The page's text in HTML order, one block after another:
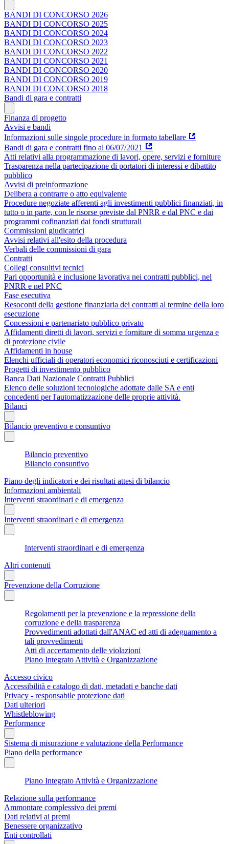
BANDI DI CONCORSO 2026
BANDI DI CONCORSO 2025
BANDI DI CONCORSO 2024
BANDI DI CONCORSO 2023
BANDI DI CONCORSO 2022
BANDI DI CONCORSO 2021
BANDI DI CONCORSO 2020
BANDI DI CONCORSO 2019
BANDI DI CONCORSO 2018
Bandi di gara e contratti
Finanza di progetto
Avvisi e bandi
Informazioni sulle singole procedure in formato tabellare
Bandi di gara e contratti fino al 06/07/2021
Atti relativi alla programmazione di lavori, opere, servizi e forniture
Trasparenza nella partecipazione di portatori di interessi e dibattito
pubblico
Avvisi di preinformazione
Delibera a contrarre o atto equivalente
Procedure negoziate afferenti agli investimenti pubblici finanziati, in
tutto o in parte, con le risorse previste dal PNRR e dal PNC e dai
programmi cofinanziati dai fondi strutturali
Commissioni giudicatrici
Avvisi relativi all'esito della procedura
Verbali delle commissioni di gara
Contratti
Collegi consultivi tecnici
Pari opportunità e inclusione lavorativa nei contratti pubblici, nel
PNRR e nel PNC
Fase esecutiva
Resoconti della gestione finanziaria dei contratti al termine della loro
esecuzione
Concessioni e partenariato pubblico privato
Affidamenti diretti di lavori, servizi e forniture di somma urgenza e
di protezione civile
Affidamenti in house
Elenchi ufficiali di operatori economici riconosciuti e certificazioni
Progetti di investimento pubblico
Banca Dati Nazionale Contratti Pubblici
Elenco delle soluzioni tecnologiche adottate dalle SA e enti
concedenti per l'automatizzazione delle proprie attività.
Bilanci
Bilancio preventivo e consuntivo
Bilancio preventivo
Bilancio consuntivo
Piano degli indicatori e dei risultati attesi di bilancio
Informazioni ambientali
Interventi straordinari e di emergenza
Interventi straordinari e di emergenza
Interventi straordinari e di emergenza
Altri contenuti
Prevenzione della Corruzione
Regolamenti per la prevenzione e la repressione della
corruzione e della trasparenza
Provvedimenti adottati dall'ANAC ed atti di adeguamento a
tali provvedimenti
Atti di accertamento delle violazioni
Piano Integrato Attività e Organizzazione
Accesso civico
Accessibilità e catalogo di dati, metadati e banche dati
Privacy - responsabile protezione dati
Dati ulteriori
Whistleblowing
Performance
Sistema di misurazione e valutazione della Performance
Piano della performance
Piano Integrato Attività e Organizzazione
Relazione sulla performance
Ammontare complessivo dei premi
Dati relativi ai premi
Benessere organizzativo
Enti controllati